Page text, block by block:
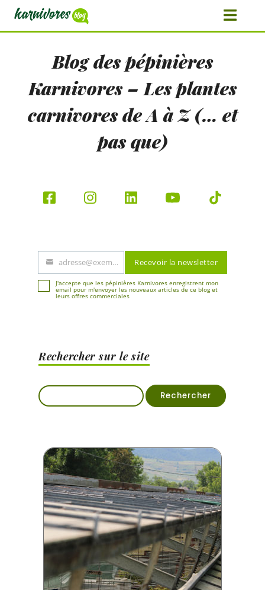
Blog des pépinières
Karnivores – Les plantes
carnivores de A à Z (… et
pas que)
mail
adresse@exemple.fr Recevoir la newsletter
J'accepte que les pépinières Karnivores enregistrent mon
email pour m'envoyer les nouveaux articles de ce blog et
leurs offres commerciales
Rechercher sur le site
Rechercher :